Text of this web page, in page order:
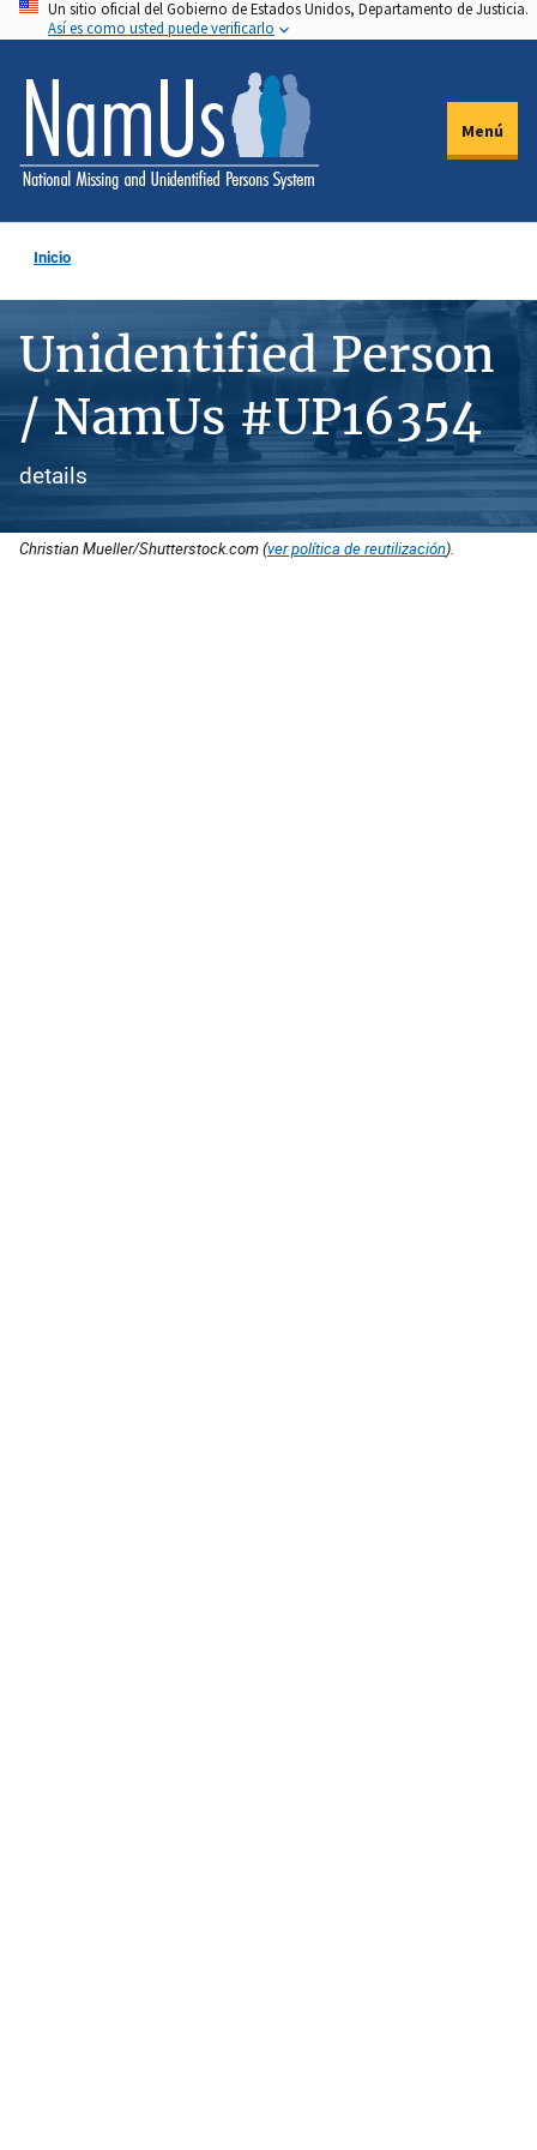
Pasar
al
contenido
principal
Un sitio oficial del Gobierno de Estados Unidos, Departamento de Justicia.
Así es como usted puede verificarlo
Menú
Inicio
Unidentified Person
/ NamUs #UP16354
details
Christian Mueller/Shutterstock.com (ver política de reutilización).